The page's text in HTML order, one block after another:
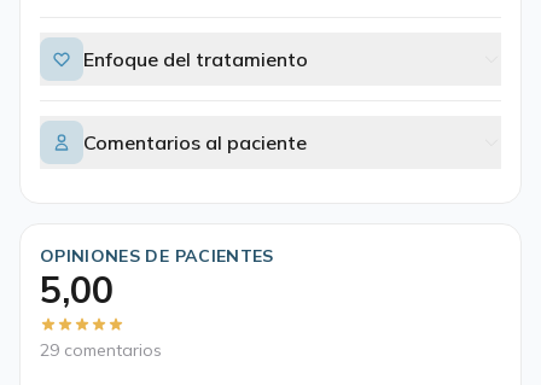
Enfoque del tratamiento
Comentarios al paciente
OPINIONES DE PACIENTES
5,00
29 comentarios